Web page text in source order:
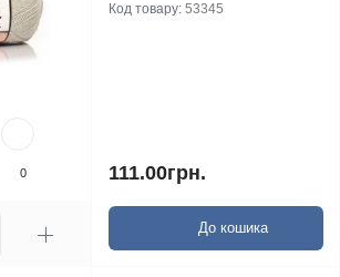
0
Код товару: 53345
111.00грн.
До кошика